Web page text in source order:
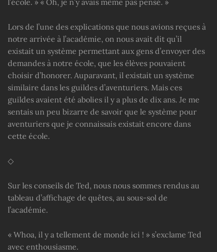
Lors de l’une des explications que nous avions reçues à
notre arrivée à l’académie, on nous avait dit qu’il
existait un système permettant aux gens d’envoyer des
demandes à notre école, que les élèves pouvaient
choisir d’honorer. Auparavant, il existait un système
similaire dans les guildes d’aventuriers. Mais ces
guildes avaient été abolies il y a plus de dix ans. Je me
sentais un peu bizarre de savoir que le système pour
aventuriers que je connaissais existait encore dans
cette école.
◇
Sur les conseils de Ted, nous nous sommes rendus au
tableau d’affichage de quêtes, au sous-sol de
l’académie.
« Whoa, il y a tellement de monde ici ! » s’exclame Ted
avec enthousiasme.